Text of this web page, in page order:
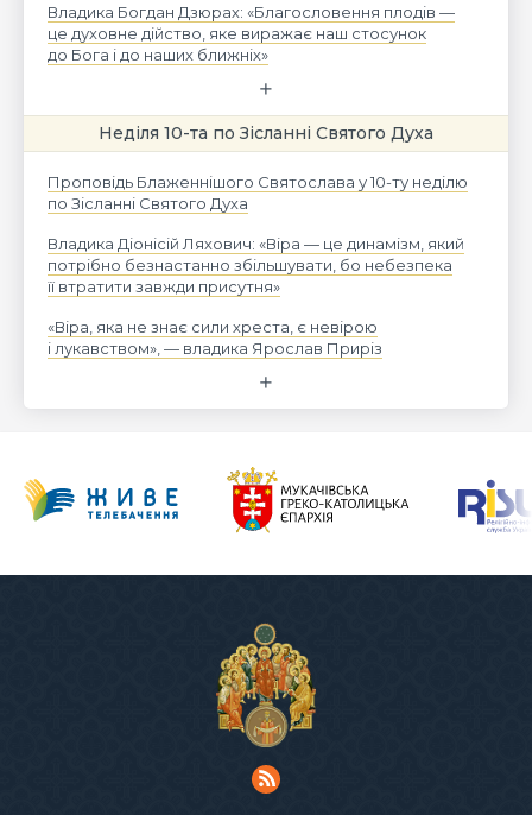
Владика Богдан Дзюрах: «Благословення плодів —
це духовне дійство, яке виражає наш стосунок
до Бога і до наших ближніх»
Неділя 10-та по Зісланні Святого Духа
Проповідь Блаженнішого Святослава у 10-ту неділю
по Зісланні Святого Духа
Владика Діонісій Ляхович: «Віра — це динамізм, який
потрібно безнастанно збільшувати, бо небезпека
її втратити завжди присутня»
«Віра, яка не знає сили хреста, є невірою
і лукавством», — владика Ярослав Приріз